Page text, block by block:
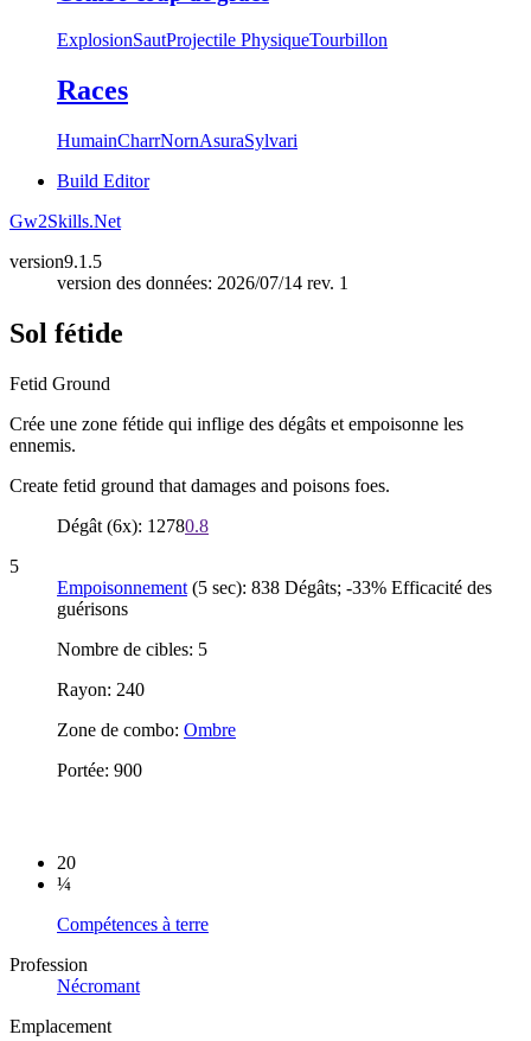
ExplosionSautProjectile PhysiqueTourbillon
Races
HumainCharrNornAsuraSylvari
Build Editor
Gw2Skills.Net
version9.1.5
version des données: 2026/07/14 rev. 1
Sol fétide
Fetid Ground
Crée une zone fétide qui inflige des dégâts et empoisonne les
ennemis.
Create fetid ground that damages and poisons foes.
Dégât (6x): 12780.8
5
Empoisonnement (5 sec): 838 Dégâts; -33% Efficacité des
guérisons
Nombre de cibles: 5
Rayon: 240
Zone de combo: Ombre
Portée: 900
20
¼
Compétences à terre
Profession
Nécromant
Emplacement